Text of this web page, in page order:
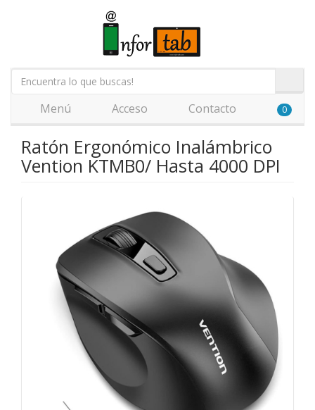
Menú Acceso Contacto 0
Ratón Ergonómico Inalámbrico
Vention KTMB0/ Hasta 4000 DPI